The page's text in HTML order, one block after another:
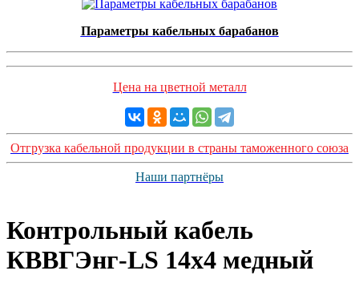
Параметры кабельных барабанов
Цена на цветной металл
Отгрузка кабельной продукции в страны таможенного союза
Наши партнёры
Контрольный кабель
КВВГЭнг-LS 14х4 медный